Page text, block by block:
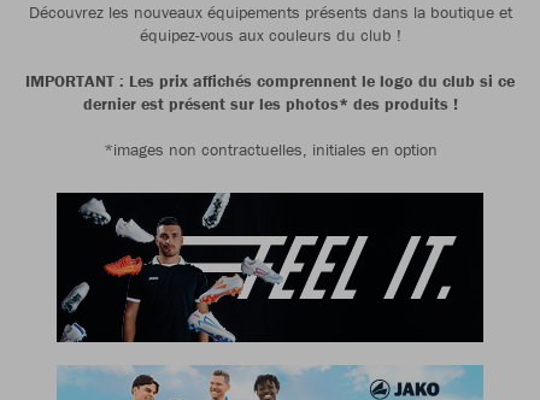
Découvrez les nouveaux équipements présents dans la boutique et
équipez-vous aux couleurs du club !
IMPORTANT : Les prix affichés comprennent le logo du club si ce
dernier est présent sur les photos* des produits !
*images non contractuelles, initiales en option